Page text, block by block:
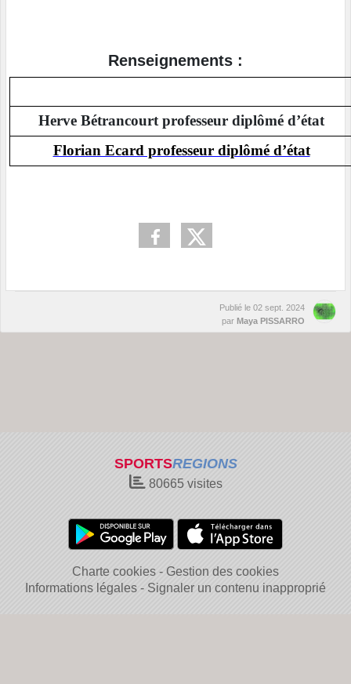
Renseignements :
Herve Bétrancourt professeur diplômé d’état
Florian Ecard professeur diplômé d’état
Publié le 02 sept. 2024
par Maya PISSARRO
SPORTSREGIONS
80665visites
Charte cookies
Gestion des cookies
Informations légales
Signaler un contenu inapproprié